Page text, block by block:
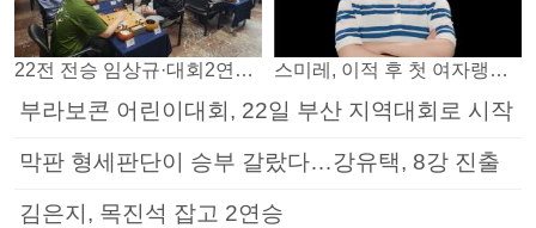
22전 전승 임상규·대회2연패 노리는 김다빈…왕중왕전 16강 7일부터 스미레, 이적 후 첫 여자랭킹 3위
부라보콘 어린이대회, 22일 부산 지역대회로 시작
막판 형세판단이 승부 갈랐다…강유택, 8강 진출
김은지, 목진석 잡고 2연승